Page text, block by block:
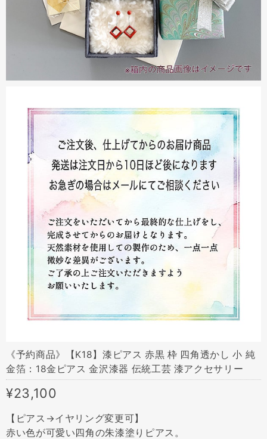
《予約商品》【K18】漆ピアス 赤黒 枠 四角透かし 小 純
金箔：18金ピアス 金沢漆器 伝統工芸 漆アクセサリー
¥23,100
【ピアス→イヤリング変更可】
赤い色が可愛い四角の朱漆塗りピアス。